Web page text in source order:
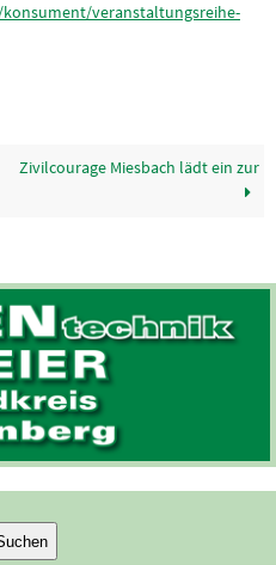
veranstaltungsreihe-
Zivilcourage Miesbach lädt ein zur